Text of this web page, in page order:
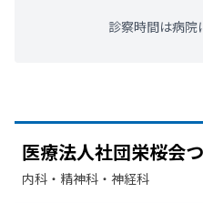
診察時間は病院
医療法人社団栄桜会
内科・​精神科・神経科